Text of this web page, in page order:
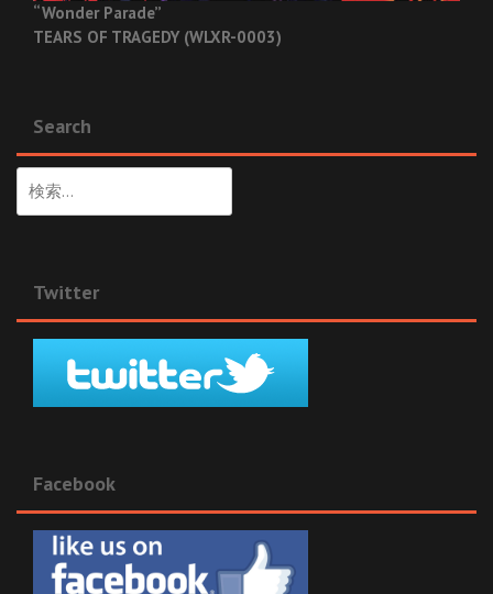
“Wonder Parade”
TEARS OF TRAGEDY (WLXR-0003)
Search
索:
Twitter
Facebook